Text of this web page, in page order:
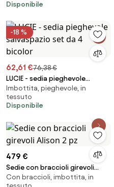
Disponibile
-18 %
62,61 €76,38 €
LUCIE - sedia pieghevole
salvaspazio set da 4 bicolor
Imbottita, pieghevole, in
tessuto
Disponibile
479 €
Sedie con braccioli girevoli
Alison 2 pz
Con braccioli, imbottita, in